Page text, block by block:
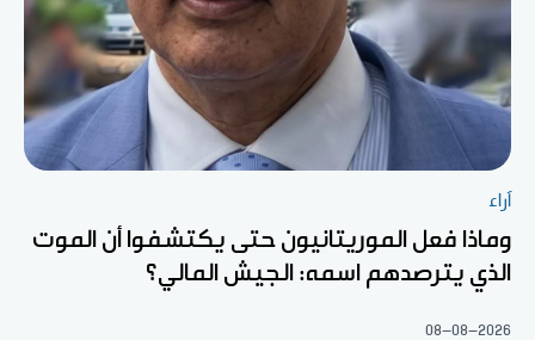
آراء
وماذا فعل الموريتانيون حتى يكتشفوا أن الموت
الذي يترصدهم اسمه: الجيش المالي؟
08-08-2026